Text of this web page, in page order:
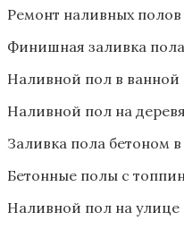
Ремонт наливных полов
Финишная заливка пола
Наливной пол в ванной
Наливной пол на
Заливка пола бетоном
Бетонные полы с
Наливной пол на улице